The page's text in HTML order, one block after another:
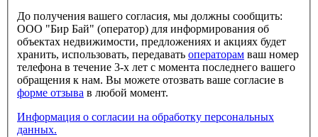
До получения вашего согласия, мы должны сообщить:
ООО "Бир Бай" (оператор) для информирования об
объектах недвижимости, предложениях и акциях будет
хранить, использовать, передавать операторам
телефона в течение 3-х лет с момента последнего вашего
обращения к нам. Вы можете отозвать ваше согласие в
форме отзыва
в любой момент.
Информация о согласии на обработку персональных
данных.